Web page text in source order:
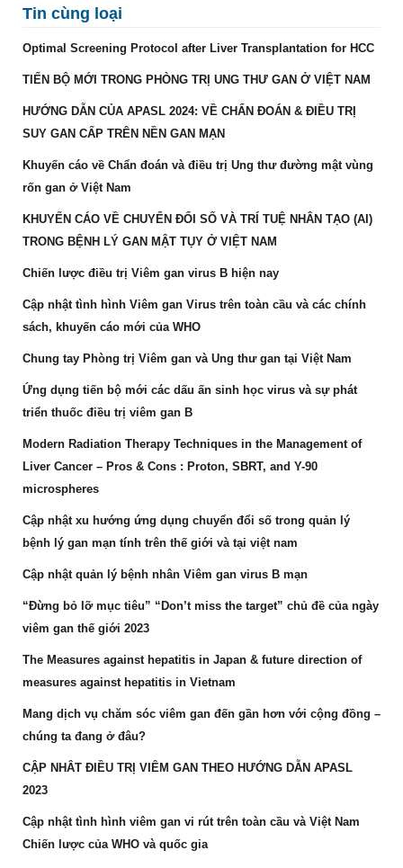
Tin cùng loại
Optimal Screening Protocol after Liver Transplantation for HCC
TIẾN BỘ MỚI TRONG PHÒNG TRỊ UNG THƯ GAN Ở VIỆT NAM
HƯỚNG DẪN CỦA APASL 2024: VỀ CHẨN ĐOÁN & ĐIỀU TRỊ
SUY GAN CẤP TRÊN NỀN GAN MẠN
Khuyến cáo về Chẩn đoán và điều trị Ung thư đường mật vùng
rốn gan ở Việt Nam
KHUYẾN CÁO VỀ CHUYỂN ĐỔI SỐ VÀ TRÍ TUỆ NHÂN TẠO (AI)
TRONG BỆNH LÝ GAN MẬT TỤY Ở VIỆT NAM
Chiến lược điều trị Viêm gan virus B hiện nay
Cập nhật tình hình Viêm gan Virus trên toàn cầu và các chính
sách, khuyến cáo mới của WHO
Chung tay Phòng trị Viêm gan và Ung thư gan tại Việt Nam
Ứng dụng tiến bộ mới các dấu ấn sinh học virus và sự phát
triển thuốc điều trị viêm gan B
Modern Radiation Therapy Techniques in the Management of
Liver Cancer – Pros & Cons : Proton, SBRT, and Y-90
microspheres
Cập nhật xu hướng ứng dụng chuyển đổi số trong quản lý
bệnh lý gan mạn tính trên thế giới và tại việt nam
Cập nhật quản lý bệnh nhân Viêm gan virus B mạn
“Đừng bỏ lỡ mục tiêu” “Don’t miss the target” chủ đề của ngày
viêm gan thế giới 2023
The Measures against hepatitis in Japan & future direction of
measures against hepatitis in Vietnam
Mang dịch vụ chăm sóc viêm gan đến gần hơn với cộng đồng –
chúng ta đang ở đâu?
CẬP NHÂT ĐIỀU TRỊ VIÊM GAN THEO HƯỚNG DẪN APASL
2023
Cập nhật tình hình viêm gan vi rút trên toàn cầu và Việt Nam
Chiến lược của WHO và quốc gia